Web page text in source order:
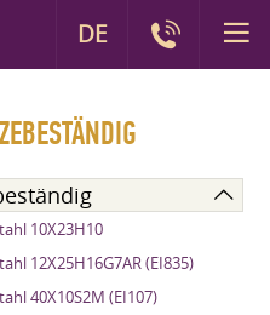
10X23H10
12X25H16G7AR (EI835)
40X10S2M (EI107)
DE